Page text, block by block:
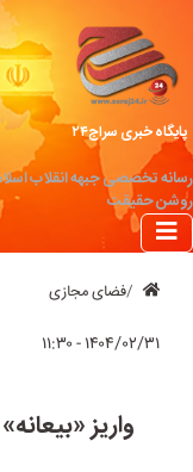
پایگاه خبری سراج۲۴
رسانه تخصصی جبهه انقلاب
روشن حقیقت
فضای مجازی
۱۴۰۴/۰۲/۳۱ - ۱۱:۳۰
واریز